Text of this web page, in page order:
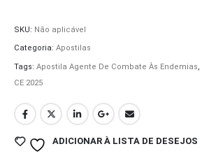
SKU: Não aplicável
Categoria: Apostilas
Tags: Apostila Agente De Combate Às Endemias,
CE 2025
ADICIONAR À LISTA DE DESEJOS